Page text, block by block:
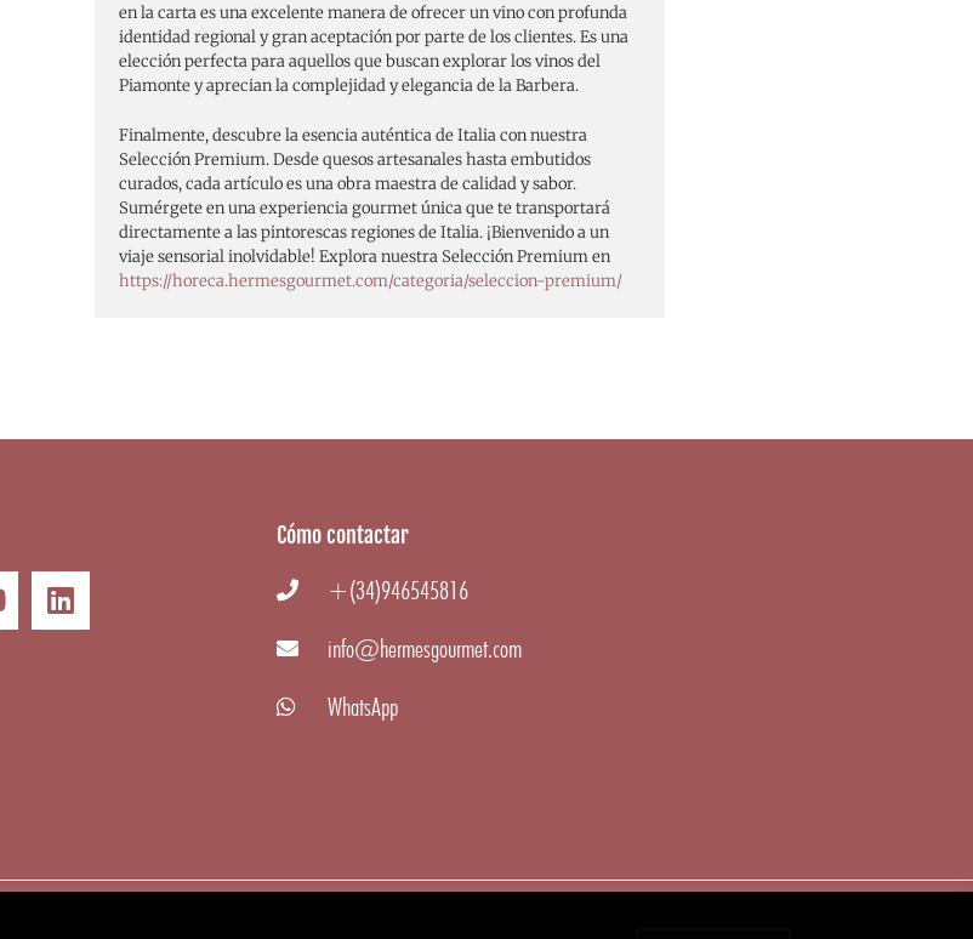
en la carta es una excelente manera de ofrecer un vino con profunda
identidad regional y gran aceptación por parte de los clientes. Es una
elección perfecta para aquellos que buscan explorar los vinos del
Piamonte y aprecian la complejidad y elegancia de la Barbera.
Finalmente, descubre la esencia auténtica de Italia con nuestra
Selección Premium. Desde quesos artesanales hasta embutidos
curados, cada artículo es una obra maestra de calidad y sabor.
Sumérgete en una experiencia gourmet única que te transportará
directamente a las pintorescas regiones de Italia. ¡Bienvenido a un
viaje sensorial inolvidable! Explora nuestra Selección Premium en
https://horeca.hermesgourmet.com/categoria/seleccion-premium/
Cómo contactar
+(34)946545816
info@hermesgourmet.com
WhatsApp